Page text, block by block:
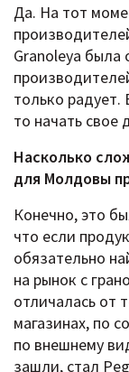
Да. На тот
Granoleya была
только радует.
то начать свое
Насколько
для Молдовы
Конечно, это
что если
обязательно
на рынок с
отличалась от
магазинах, по
по внешнему
зашли, стал